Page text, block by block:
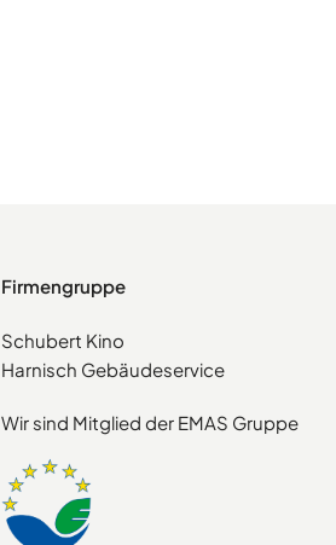
Firmengruppe
Schubert Kino
Harnisch Gebäudeservice
Wir sind Mitglied der EMAS Gruppe